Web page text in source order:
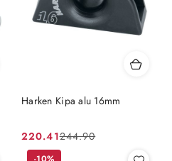
Harken Kipa alu 16mm
Cena
220.41
Cena
244.90